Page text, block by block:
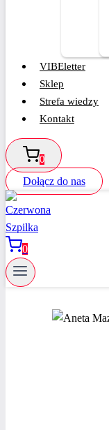
VIBEletter
Sklep
Strefa wiedzy
Kontakt
0
Dołącz do nas
0